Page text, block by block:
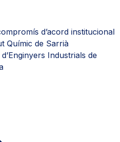
d’acord institucional
Químic de Sarrià
Industrials de